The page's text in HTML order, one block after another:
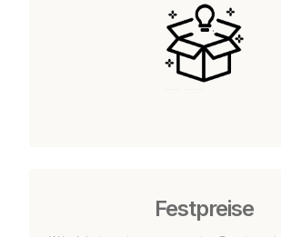
Festpreise